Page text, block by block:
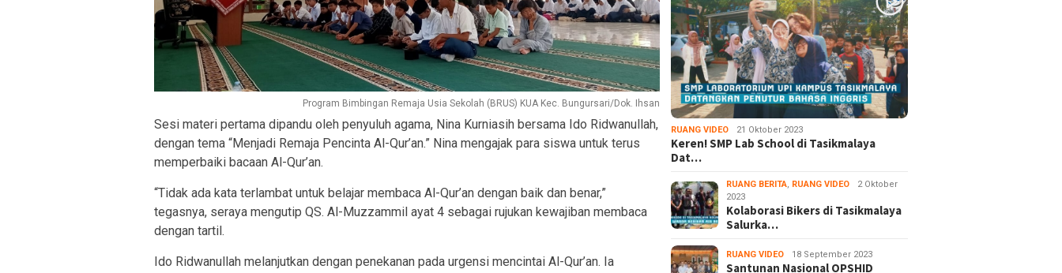
Program Bimbingan Remaja Usia Sekolah (BRUS) KUA Kec. Bungursari/Dok. Ihsan
Sesi materi pertama dipandu oleh penyuluh agama, Nina Kurniasih bersama Ido Ridwanullah,
dengan tema “Menjadi Remaja Pencinta Al-Qur’an.” Nina mengajak para siswa untuk terus
memperbaiki bacaan Al-Qur’an.
“Tidak ada kata terlambat untuk belajar membaca Al-Qur’an dengan baik dan benar,”
tegasnya, seraya mengutip QS. Al-Muzzammil ayat 4 sebagai rujukan kewajiban membaca
dengan tartil.
Ido Ridwanullah melanjutkan dengan penekanan pada urgensi mencintai Al-Qur’an. Ia
RUANG VIDEO 21 Oktober 2023
Keren! SMP Lab School di Tasikmalaya
Dat…
RUANG BERITA, RUANG VIDEO
2 Oktober
2023
Kolaborasi Bikers di Tasikmalaya
Salurka…
RUANG VIDEO 18 September 2023
Santunan Nasional OPSHID